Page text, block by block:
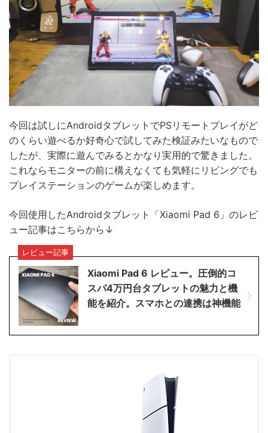
今回は試しにAndroidタブレットでPSリモートプレイがど
のくらい遊べるか好奇心で試してみた検証みたいなもので
したが、実際に遊んでみるとかなり実用的で驚きました。
これならモニターの前に構えなくても気軽にリビングでも
プレイステーションのゲームが楽しめます。
今回使用したAndroidタブレット「Xiaomi Pad 6」のレビ
ュー記事はこちらから↓
Xiaomi Pad 6 レビュー。圧倒的コ
スパ4万円台タブレットの魅力と機
能を紹介。スマホとの連携は神機能
レビュー記事